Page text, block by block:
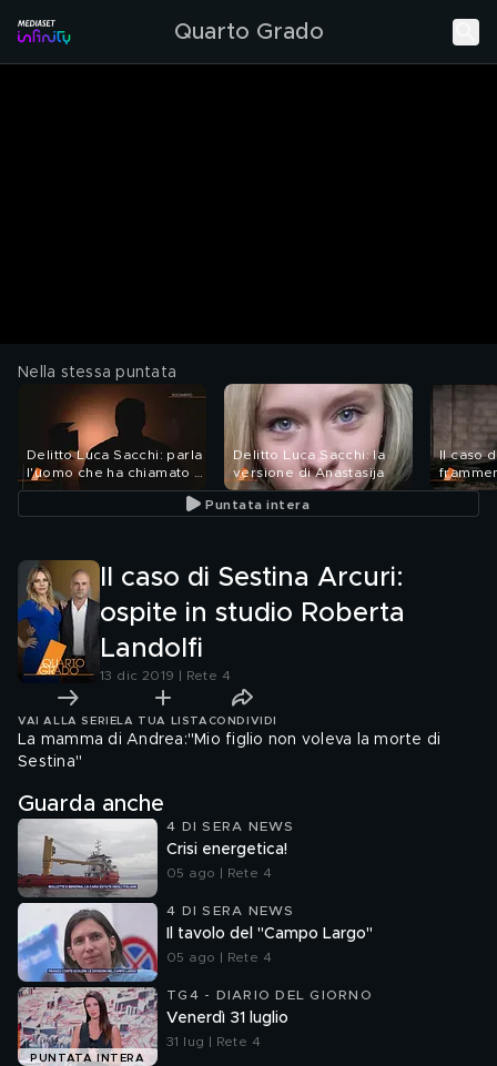
Quarto Grado
Nella stessa puntata
Delitto Luca Sacchi: parla
l'uomo che ha chiamato i
soccorsi
Delitto Luca Sacchi: la
versione di Anastasija
Il caso
Puntata intera
Il caso di Sestina Arcuri:
ospite in studio Roberta
Landolfi
13 dic 2019 | Rete 4
VAI ALLA SERIE LA TUA LISTA CONDIVIDI
La mamma di Andrea:"Mio figlio non voleva la morte di
Sestina"
Guarda anche
4 DI SERA NEWS
Crisi energetica!
05 ago | Rete 4
4 DI SERA NEWS
Il tavolo del "Campo Largo"
05 ago | Rete 4
PUNTATA INTERA
TG4 - DIARIO DEL GIORNO
Venerdì 31 luglio
31 lug | Rete 4